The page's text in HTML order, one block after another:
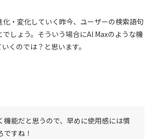
・変化していく昨今、ユーザーの検索語句
しょう。そういう場合にAI Maxのような機
くのでは？と思います。
機能だと思うので、早めに使用感には慣
すね！